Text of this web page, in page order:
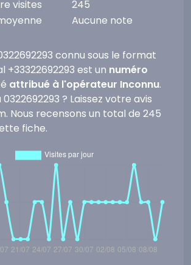
visites
245
Aucune note
connu sous le format
+33322692293 est un numéro
attribué à l'opérateur Inconnu.
? Laissez votre avis
Nous recensons un total de 245
fiche.